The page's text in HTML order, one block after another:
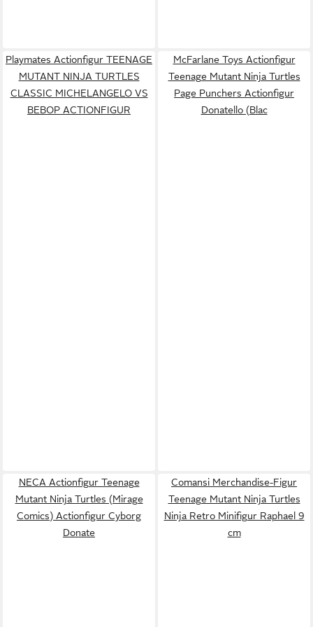
Playmates Actionfigur TEENAGE
MUTANT NINJA TURTLES
CLASSIC MICHELANGELO VS
BEBOP ACTIONFIGUR
McFarlane Toys Actionfigur
Teenage Mutant Ninja Turtles
Page Punchers Actionfigur
Donatello (Blac
NECA Actionfigur Teenage
Mutant Ninja Turtles (Mirage
Comics) Actionfigur Cyborg
Donate
Comansi Merchandise-Figur
Teenage Mutant Ninja Turtles
Ninja Retro Minifigur Raphael 9
cm